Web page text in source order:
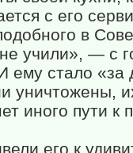
с его
в
учили», — с
ему стало «за
уничтожены,
иного пути к
его к